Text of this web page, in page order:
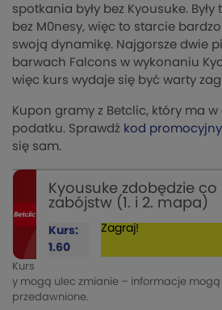
spotkania były bez Kyousuke.
bez M0nesy, więc to starcie
swoją dynamikę. Najgorsze dwie
barwach Falcons w wykonaniu
więc kurs wydaje się być warty
Kupon gramy z Betclic, który ma w
podatku. Sprawdź kod
się sam.
Kyousuke zdobędzie
zabójstw (1. i 2. mapa)
Kurs:
1.60
Zagraj!
Kurs
y mogą ulec zmianie – informacje
przedawnione.